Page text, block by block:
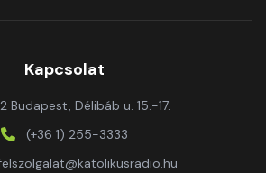
Kapcsolat
Budapest, Délibáb u. 15.-17.
(+36 1) 255-3333